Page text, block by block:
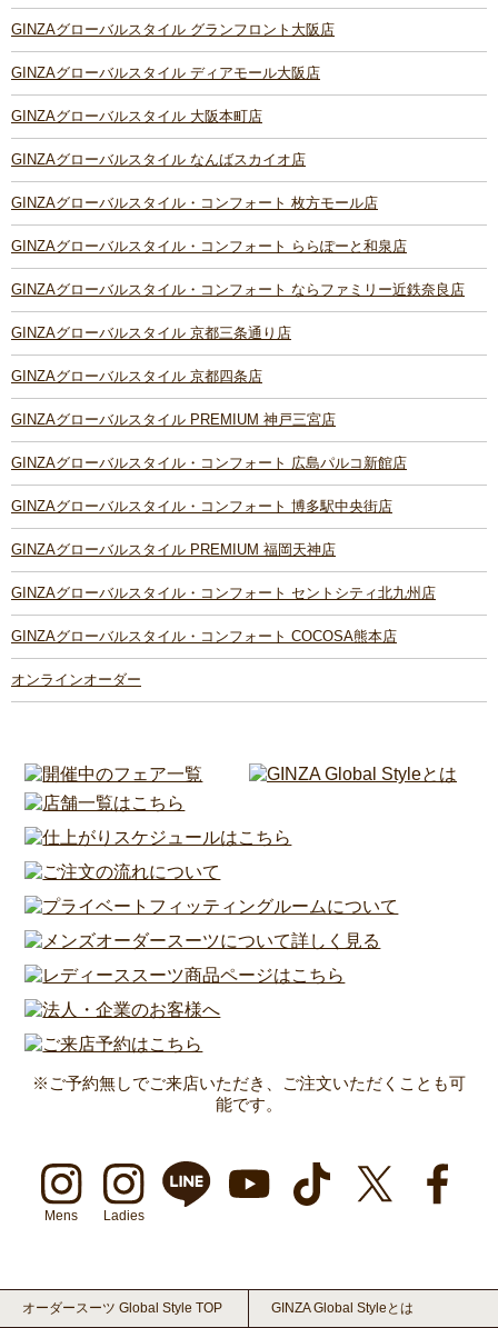
GINZAグローバルスタイル グランフロント大阪店
GINZAグローバルスタイル ディアモール大阪店
GINZAグローバルスタイル 大阪本町店
GINZAグローバルスタイル なんばスカイオ店
GINZAグローバルスタイル・コンフォート 枚方モール店
GINZAグローバルスタイル・コンフォート ららぽーと和泉店
GINZAグローバルスタイル・コンフォート ならファミリー近鉄奈良店
GINZAグローバルスタイル 京都三条通り店
GINZAグローバルスタイル 京都四条店
GINZAグローバルスタイル PREMIUM 神戸三宮店
GINZAグローバルスタイル・コンフォート 広島パルコ新館店
GINZAグローバルスタイル・コンフォート 博多駅中央街店
GINZAグローバルスタイル PREMIUM 福岡天神店
GINZAグローバルスタイル・コンフォート セントシティ北九州店
GINZAグローバルスタイル・コンフォート COCOSA熊本店
オンラインオーダー
※ご予約無しでご来店いただき、ご注文いただくことも可
能です。
Mens Ladies
オーダースーツ Global Style TOP GINZA Global Styleとは